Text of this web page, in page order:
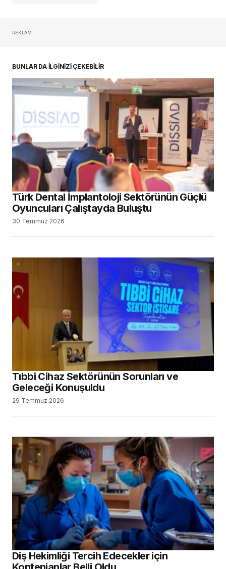
REKLAM
BUNLAR DA İLGİNİZİ ÇEKEBİLİR
Türk Dental İmplantoloji Sektörünün Güçlü
Oyuncuları Çalıştayda Buluştu
30 Temmuz 2026
Tıbbi Cihaz Sektörünün Sorunları ve
Geleceği Konuşuldu
29 Temmuz 2026
Diş Hekimliği Tercih Edecekler için